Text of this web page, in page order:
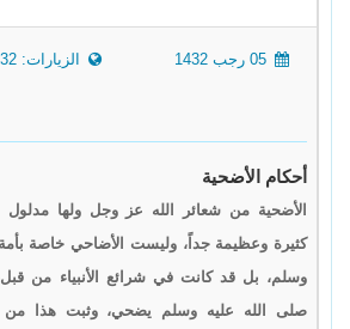
الزيارات: 5132
أحكام الأضحية
الأضحية من شعائر الله عز وجل ولها
كثيرة وعظيمة جداً، وليست الأضاحي خاصة
وسلم، بل قد كانت في شرائع الأنبياء من
صلى الله عليه وسلم يضحي، وثبت هذا من